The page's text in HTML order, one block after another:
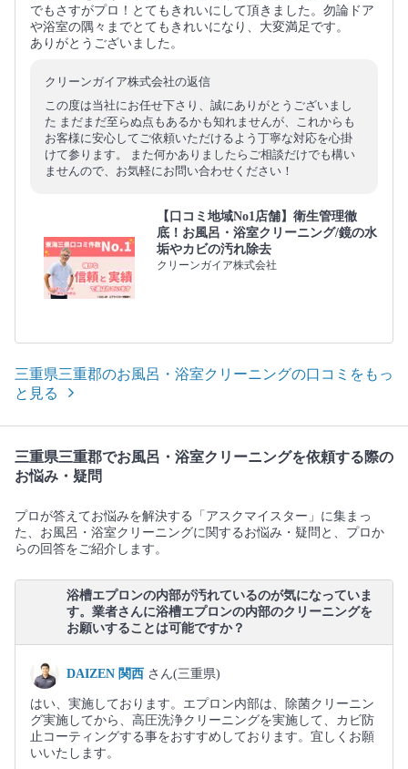
でもさすがプロ！とてもきれいにして頂きました。勿論ドア
や浴室の隅々までとてもきれいになり、大変満足です。
ありがとうございました。
クリーンガイア株式会社の返信
この度は当社にお任せ下さり、誠にありがとうございまし
た まだまだ至らぬ点もあるかも知れませんが、これからも
お客様に安心してご依頼いただけるよう丁寧な対応を心掛
けて参ります。 また何かありましたらご相談だけでも構い
ませんので、お気軽にお問い合わせください！
【口コミ地域No1店舗】衛生管理徹
底！お風呂・浴室クリーニング/鏡の水
垢やカビの汚れ除去
クリーンガイア株式会社
三重県三重郡のお風呂・浴室クリーニングの口コミをもっ
と見る
三重県三重郡でお風呂・浴室クリーニングを依頼する際の
お悩み・疑問
プロが答えてお悩みを解決する「アスクマイスター」に集まっ
た、お風呂・浴室クリーニングに関するお悩み・疑問と、プロか
らの回答をご紹介します。
浴槽エプロンの内部が汚れているのが気になっていま
す。業者さんに浴槽エプロンの内部のクリーニングを
お願いすることは可能ですか？
DAIZEN 関西 さん(三重県)
はい、実施しております。エプロン内部は、除菌クリーニン
グ実施してから、高圧洗浄クリーニングを実施して、カビ防
止コーティングする事をおすすめしております。宜しくお願
いいたします。